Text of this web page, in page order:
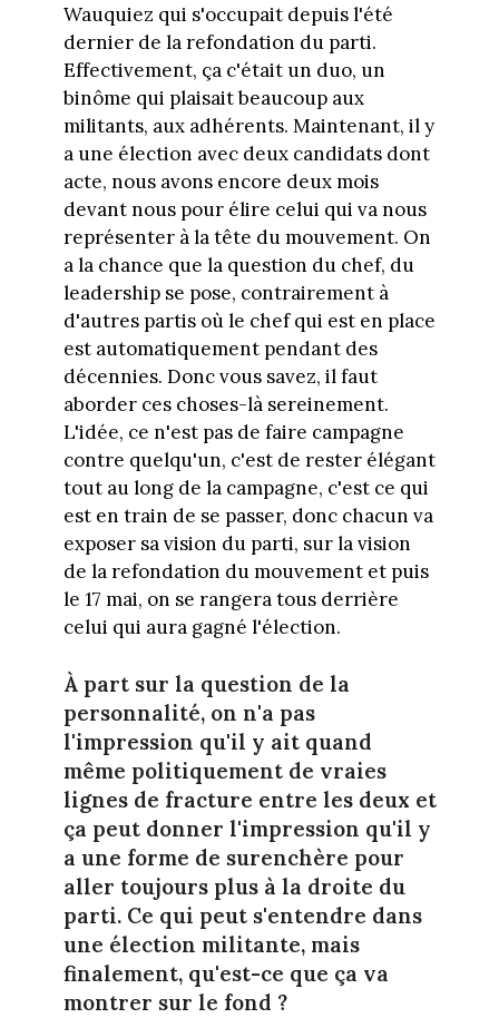
Wauquiez qui s'occupait depuis l'été
dernier de la refondation du parti.
Effectivement, ça c'était un duo, un
binôme qui plaisait beaucoup aux
militants, aux adhérents. Maintenant, il y
a une élection avec deux candidats dont
acte, nous avons encore deux mois
devant nous pour élire celui qui va nous
représenter à la tête du mouvement. On
a la chance que la question du chef, du
leadership se pose, contrairement à
d'autres partis où le chef qui est en place
est automatiquement pendant des
décennies. Donc vous savez, il faut
aborder ces choses-là sereinement.
L'idée, ce n'est pas de faire campagne
contre quelqu'un, c'est de rester élégant
tout au long de la campagne, c'est ce qui
est en train de se passer, donc chacun va
exposer sa vision du parti, sur la vision
de la refondation du mouvement et puis
le 17 mai, on se rangera tous derrière
celui qui aura gagné l'élection.
À part sur la question de la
personnalité, on n'a pas
l'impression qu'il y ait quand
même politiquement de vraies
lignes de fracture entre les deux et
ça peut donner l'impression qu'il y
a une forme de surenchère pour
aller toujours plus à la droite du
parti. Ce qui peut s'entendre dans
une élection militante, mais
finalement, qu'est-ce que ça va
montrer sur le fond ?